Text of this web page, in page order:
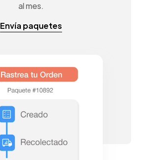
al mes.
Envía paquetes